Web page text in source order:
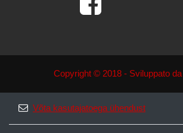
Copyright © 2018 - Sviluppato da
Võta kasutajatoega ühendust